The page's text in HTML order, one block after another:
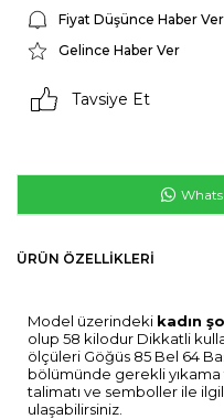
Fiyat Düşünce Haber Ver
Gelince Haber Ver
Tavsiye Et
ÜRÜN ÖZELLIKLERI
Model üzerindeki kadın
olup 58 kilodur Dikkatli
ölçüleri Göğüs 85 Bel 64
bölümünde gerekli yıkama
talimatı ve semboller ile
ulaşabilirsiniz.